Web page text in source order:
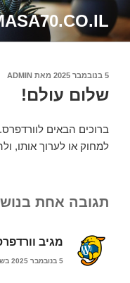
לתוכן
פורסם
5 בנובמבר 2025 מאת ADMIN
שלום עולם!
ברוכים הבאים
למחוק או לערוך אותו,
תגובה אחת
מגיב
5 בנובמבר 2025 בשעה 12:27